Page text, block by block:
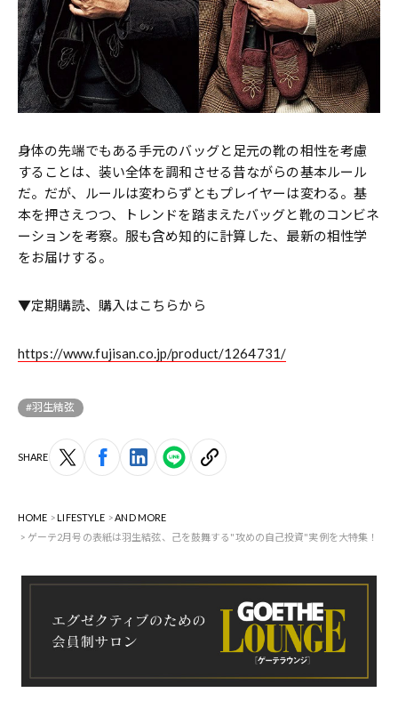
身体の先端でもある手元のバッグと足元の靴の相性を考慮
することは、装い全体を調和させる昔ながらの基本ルール
だ。だが、ルールは変わらずともプレイヤーは変わる。基
本を押さえつつ、トレンドを踏まえたバッグと靴のコンビネ
ーションを考察。服も含め知的に計算した、最新の相性学
をお届けする。
▼定期購読、購入はこちらから
https://www.fujisan.co.jp/product/1264731/
#羽生結弦
SHARE
HOME LIFESTYLE
AND MORE
ゲーテ2月号の表紙は羽生結弦、己を鼓舞する"攻めの自己投資"実例を大特集！